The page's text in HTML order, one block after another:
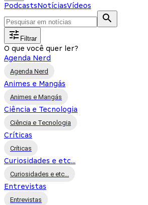
PodcastsNotíciasVídeos
Filtrar
O que você quer ler?
Agenda Nerd
Agenda Nerd
Animes e Mangás
Animes e Mangás
Ciência e Tecnologia
Ciência e Tecnologia
Críticas
Críticas
Curiosidades e etc...
Curiosidades e etc...
Entrevistas
Entrevistas